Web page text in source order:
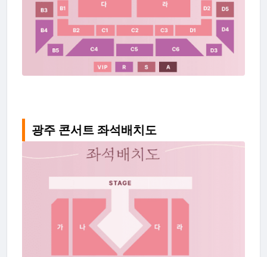
광주 콘서트 좌석배치도